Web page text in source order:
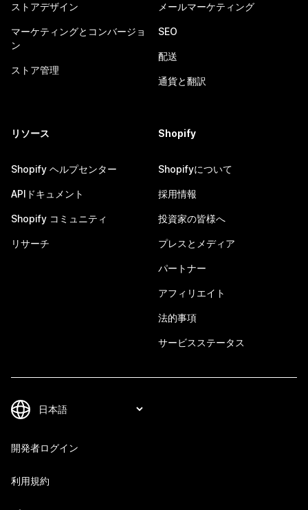
ストアデザイン
マーケティングとコンバージョ
ン
ストア管理
メールマーケティング
SEO
配送
通貨と翻訳
リソース
Shopify ヘルプセンター
APIドキュメント
Shopify コミュニティ
リサーチ
Shopify
Shopifyについて
採用情報
投資家の皆様へ
プレスとメディア
パートナー
アフィリエイト
法的事項
サービスステータス
開発者ログイン
利用規約